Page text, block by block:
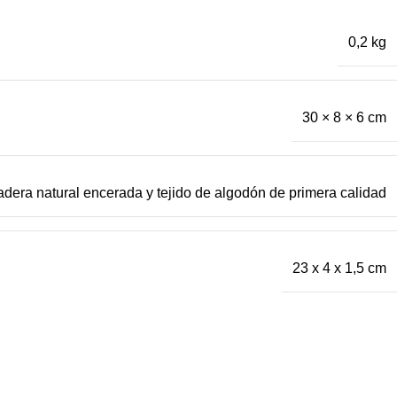
0,2 kg
30 × 8 × 6 cm
natural encerada y tejido de algodón de primera calidad
23 x 4 x 1,5 cm